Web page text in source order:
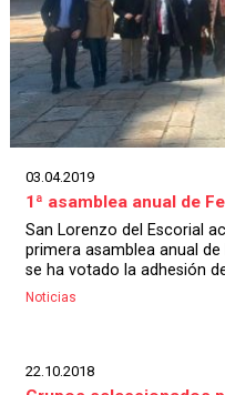
03.04.2019
1ª asamblea anual de
San Lorenzo del Escorial
primera asamblea anual
se ha votado la adhesión
Noticias
22.10.2018